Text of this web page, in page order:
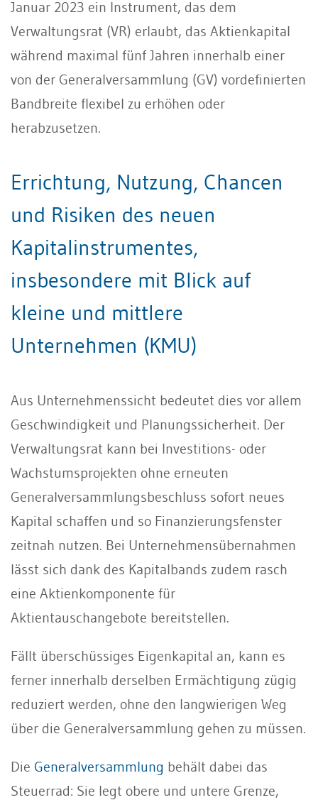
Januar 2023 ein Instrument, das dem
Verwaltungsrat (VR) erlaubt, das Aktienkapital
während maximal fünf Jahren innerhalb einer
von der Generalversammlung (GV) vordefinierten
Bandbreite flexibel zu erhöhen oder
herabzusetzen.
Errichtung, Nutzung, Chancen
und Risiken des neuen
Kapitalinstrumentes,
insbesondere mit Blick auf
kleine und mittlere
Unternehmen (KMU)
Aus Unternehmenssicht bedeutet dies vor allem
Geschwindigkeit und Planungssicherheit. Der
Verwaltungsrat kann bei Investitions- oder
Wachstumsprojekten ohne erneuten
Generalversammlungsbeschluss sofort neues
Kapital schaffen und so Finanzierungsfenster
zeitnah nutzen. Bei Unternehmensübernahmen
lässt sich dank des Kapitalbands zudem rasch
eine Aktienkomponente für
Aktientauschangebote bereitstellen.
Fällt überschüssiges Eigenkapital an, kann es
ferner innerhalb derselben Ermächtigung zügig
reduziert werden, ohne den langwierigen Weg
über die Generalversammlung gehen zu müssen.
Die Generalversammlung behält dabei das
Steuerrad: Sie legt obere und untere Grenze,